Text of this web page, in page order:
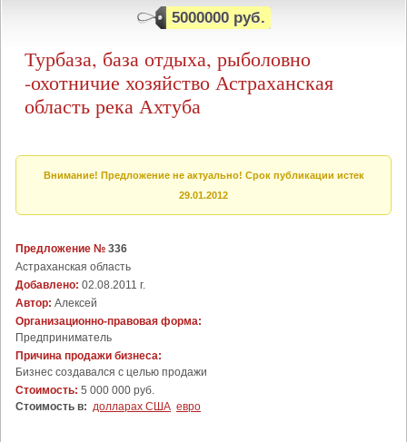
5000000 руб.
Турбаза, база отдыха, рыболовно
-охотничие хозяйство Астраханская
область река Ахтуба
Внимание! Предложение не актуально! Срок публикации истек
29.01.2012
Предложение № 336
Астраханская область
Добавлено: 02.08.2011 г.
Автор: Алексей
Организационно-правовая форма:
Предприниматель
Причина продажи бизнеса:
Бизнес создавался с целью продажи
Стоимость: 5 000 000 руб.
Стоимость в: долларах США евро